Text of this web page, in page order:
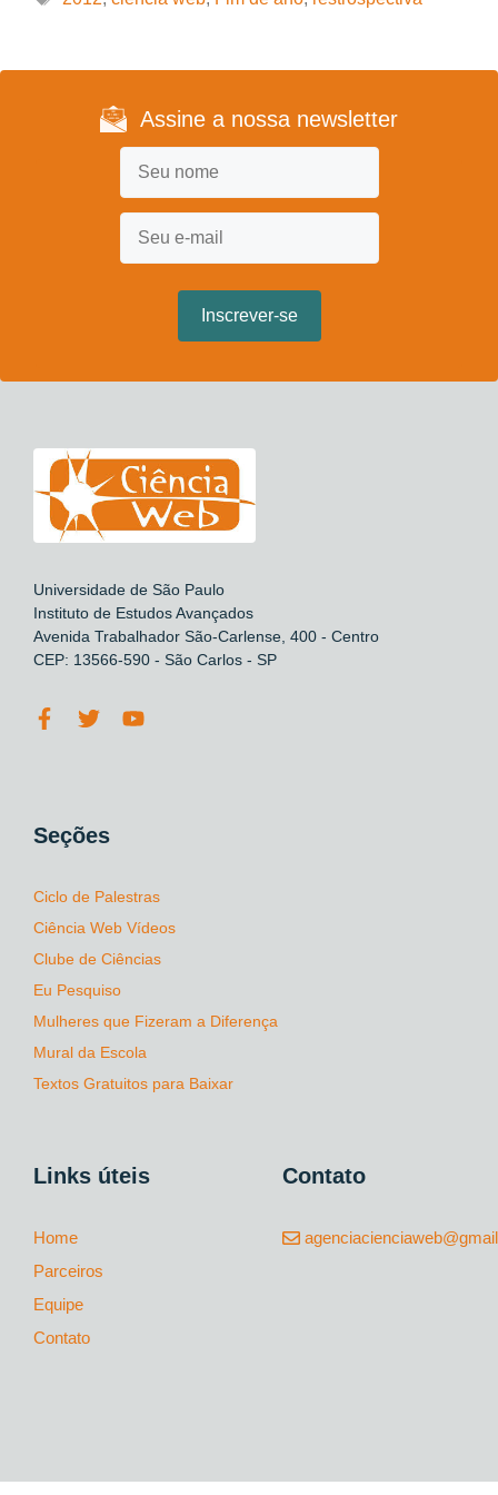
Assine a nossa newsletter
Universidade de São Paulo
Instituto de Estudos Avançados
Avenida Trabalhador São-Carlense, 400 - Centro
CEP: 13566-590 - São Carlos - SP
Seções
Ciclo de Palestras
Ciência Web Vídeos
Clube de Ciências
Eu Pesquiso
Mulheres que Fizeram a Diferença
Mural da Escola
Textos Gratuitos para Baixar
Links úteis
Home
Parceiros
Equipe
Contato
Contato